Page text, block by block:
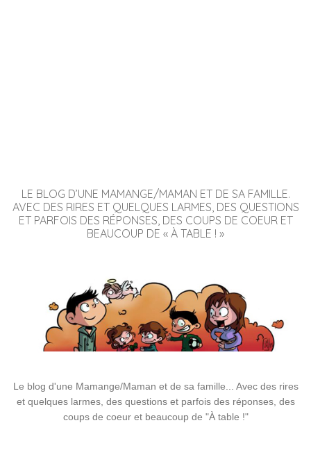
LE BLOG D’UNE MAMANGE/MAMAN ET DE SA FAMILLE.
AVEC DES RIRES ET QUELQUES LARMES, DES QUESTIONS
ET PARFOIS DES RÉPONSES, DES COUPS DE COEUR ET
BEAUCOUP DE « À TABLE ! »
Le blog d'une Mamange/Maman et de sa famille... Avec des rires
et quelques larmes, des questions et parfois des réponses, des
coups de coeur et beaucoup de "À table !"